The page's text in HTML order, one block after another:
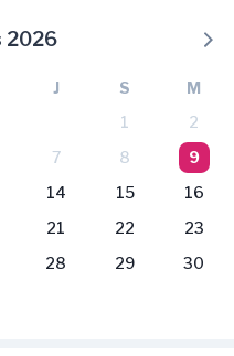
2026
J S
M
1
2
7 8
9
14 15
16
21 22
23
28 29
30